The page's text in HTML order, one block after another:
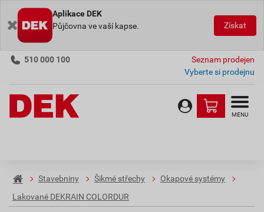
Aplikace DEK
Půjčovna ve vaší kapse.
Získat
510 000 100
Seznam prodejen
Vyberte si prodejnu
MENU
Stavebniny Šikmé střechy
Okapové systémy
Lakované DEKRAIN COLORDUR